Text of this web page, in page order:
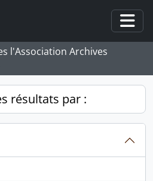
l'Association Archives
résultats par :